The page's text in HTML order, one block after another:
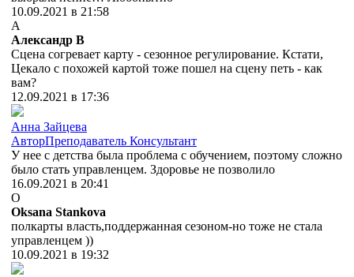
10.09.2021 в 21:58
А
Александр В
Сцена согревает карту - сезонное регулирование. Кстати,
Цекало с похожей картой тоже пошел на сцену петь - как
вам?
12.09.2021 в 17:36
Анна Зайцева
АвторПреподаватель Консультант
У нее с детства была проблема с обучением, поэтому сложно
было стать управленцем. Здоровье не позволило
16.09.2021 в 20:41
O
Oksana Stankova
полкарты власть,поддержанная сезоном-но тоже не стала
управленцем ))
10.09.2021 в 19:32